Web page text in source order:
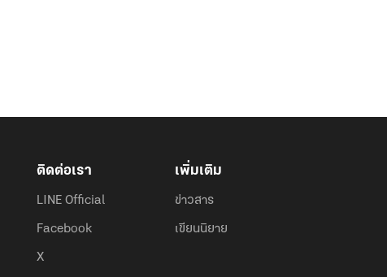
ติดต่อเรา
LINE Official
Facebook
X
เพิ่มเติม
ข่าวสาร
เขียนนิยาย